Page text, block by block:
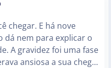
chegar. E há nove
dá nem para explicar o
A gravidez foi uma fase
ansiosa a sua cheg…